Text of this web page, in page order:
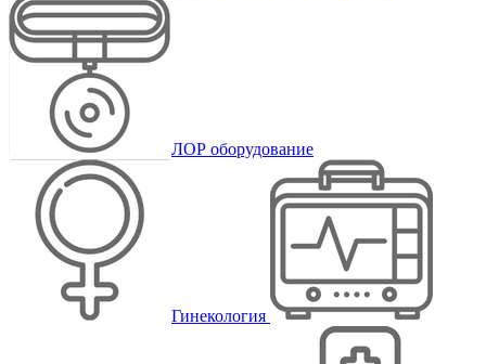
ЛОР оборудование
Гинекология